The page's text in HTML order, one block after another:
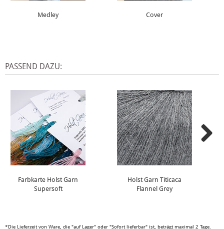
Medley Cover
PASSEND DAZU:
Farbkarte Holst Garn
Supersoft
Holst Garn Titicaca
Flannel Grey
*Die Lieferzeit von Ware, die "auf Lager" oder "Sofort lieferbar" ist, beträgt maximal 2 Tage.